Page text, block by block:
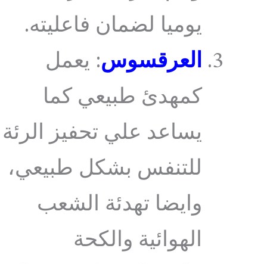
يوميا لضمان فاعليته.
العرقسوس: يعمل
كمهدئ طبيعي كما
يساعد علي تحفيز الرئة
للتنفس بشكل طبيعي،
وايضا تهدئة الشعب
الهوائية والكحة